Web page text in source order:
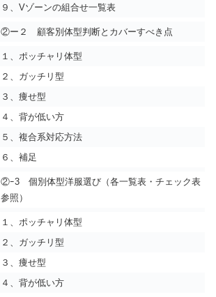
９、Vゾーンの組合せ一覧表
②ー２ 顧客別体型判断とカバーすべき点
１、ポッチャリ体型
２、ガッチリ型
３、痩せ型
４、背が低い方
５、複合系対応方法
６、補足
②ｰ3 個別体型洋服選び（各一覧表・チェック表
参照）
１、ポッチャリ体型
２、ガッチリ型
３、痩せ型
４、背が低い方